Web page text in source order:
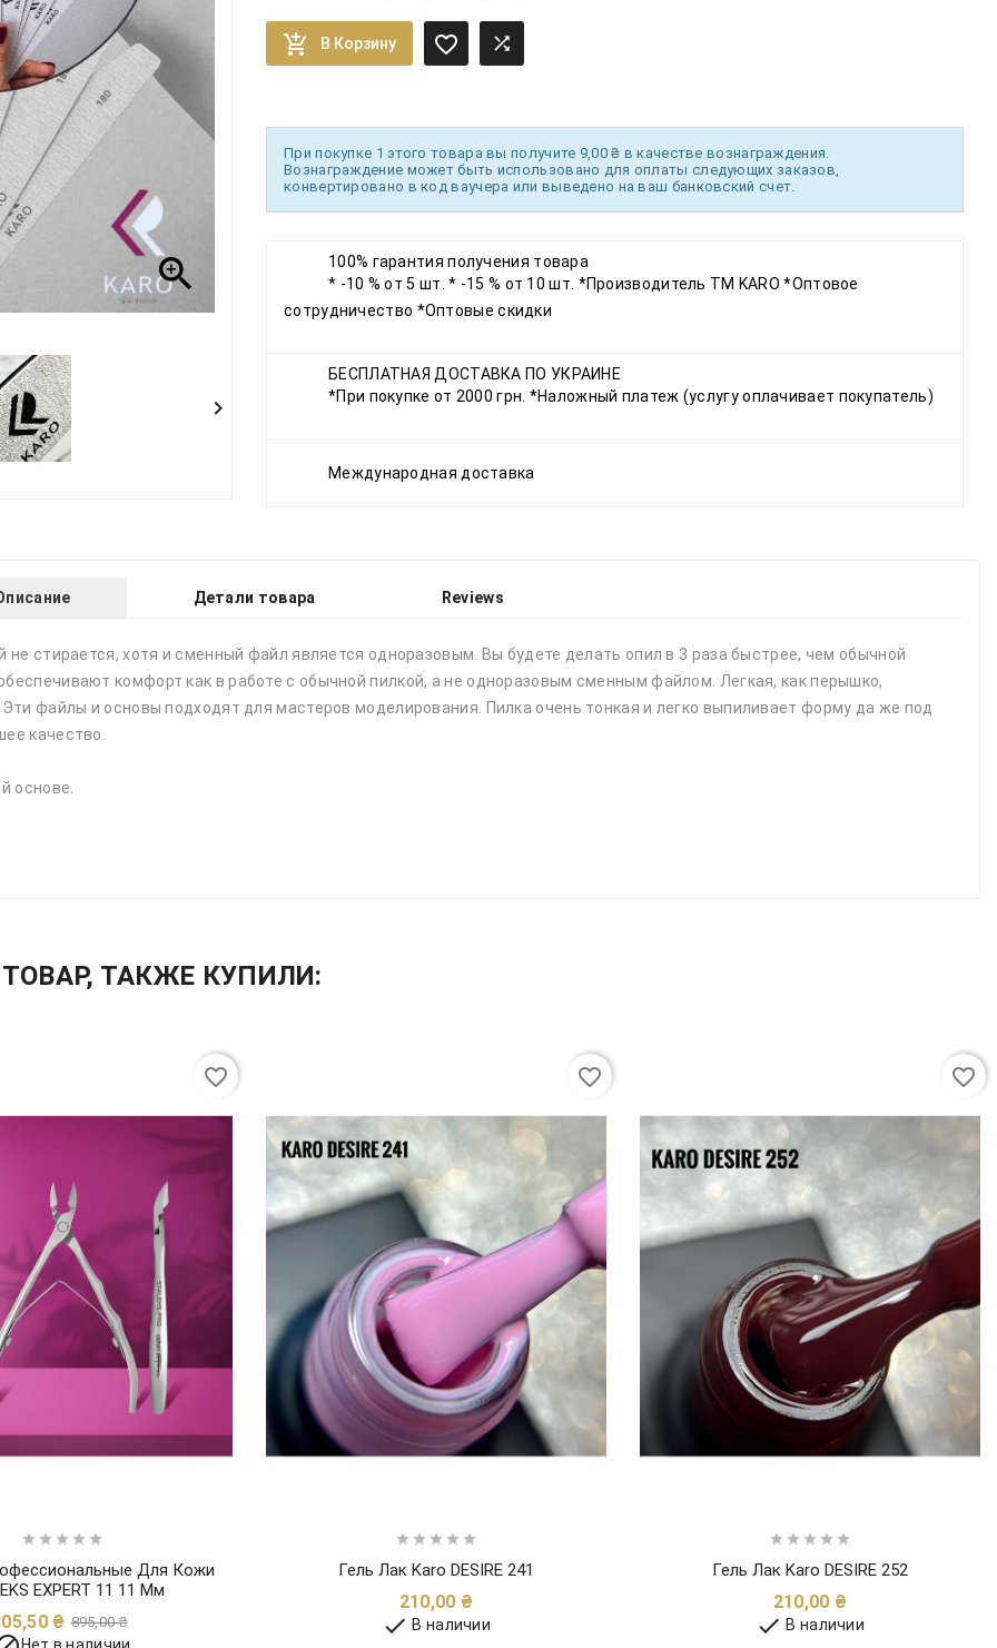


 В Корзину  
При покупке 1 этого товара вы получите 9,00 ₴ в качестве вознаграждения.
Вознаграждение может быть использовано для оплаты следующих заказов,
конвертировано в код ваучера или выведено на ваш банковский счет.
100% гарантия получения товара
* -10 % от 5 шт. * -15 % от 10 шт. *Производитель ТМ KARO *Оптовое
сотрудничество *Оптовые скидки
БЕСПЛАТНАЯ ДОСТАВКА ПО УКРАИНЕ
*При покупке от 2000 грн. *Наложный платеж (услугу оплачивает покупатель)
Международная доставка
Детали товара Reviews
не стирается, хотя и сменный файл является одноразовым. Вы будете делать опил в 3 раза быстрее, чем обычной
комфорт как в работе с обычной пилкой, а не одноразовым сменным файлом. Легкая, как перышко,
файлы и основы подходят для мастеров моделирования. Пилка очень тонкая и легко выпиливает форму да же под
качество.
основе.
ТАКЖЕ КУПИЛИ:
    
Для Кожи
EXPERT 11 11 Мм
₴ 895,00 ₴
Нет в наличии
favorite_border
    
Гель Лак Karo DESIRE 241
210,00 ₴
 В наличии
favorite_border
    
Гель Лак Karo DESIRE 252
210,00 ₴
 В наличии
favorite_border